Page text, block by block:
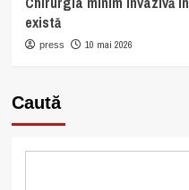
există
press 10 mai 2026
Caută